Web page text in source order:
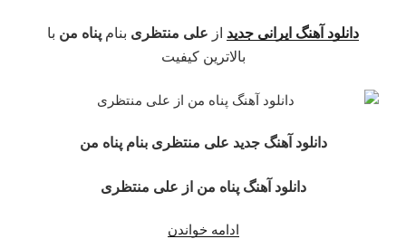
دانلود آهنگ ایرانی جدید از علی منتظری بنام پناه من با
بالاترین کیفیت
دانلود آهنگ جدید علی منتظری بنام پناه من
دانلود آهنگ پناه من از علی منتظری
ادامه خواندن